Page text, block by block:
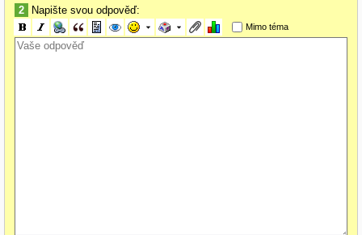
2 Napište svou odpověď:
Mimo téma